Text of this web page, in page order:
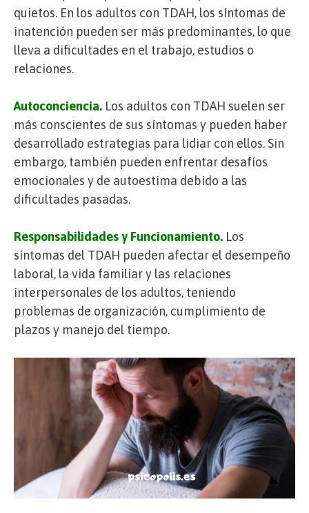
quietos. En los adultos con TDAH, los síntomas de
inatención pueden ser más predominantes, lo que
lleva a dificultades en el trabajo, estudios o
relaciones.
Autoconciencia. Los adultos con TDAH suelen ser
más conscientes de sus síntomas y pueden haber
desarrollado estrategias para lidiar con ellos. Sin
embargo, también pueden enfrentar desafíos
emocionales y de autoestima debido a las
dificultades pasadas.
Responsabilidades y Funcionamiento. Los
síntomas del TDAH pueden afectar el desempeño
laboral, la vida familiar y las relaciones
interpersonales de los adultos, teniendo
problemas de organización, cumplimiento de
plazos y manejo del tiempo.